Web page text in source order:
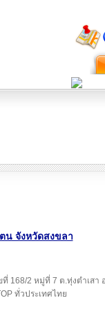
น จังหวัดสงขลา
168/2 หมู่ที่ 7 ต.ทุ่งตำเสา
ทั่วประเทศไทย